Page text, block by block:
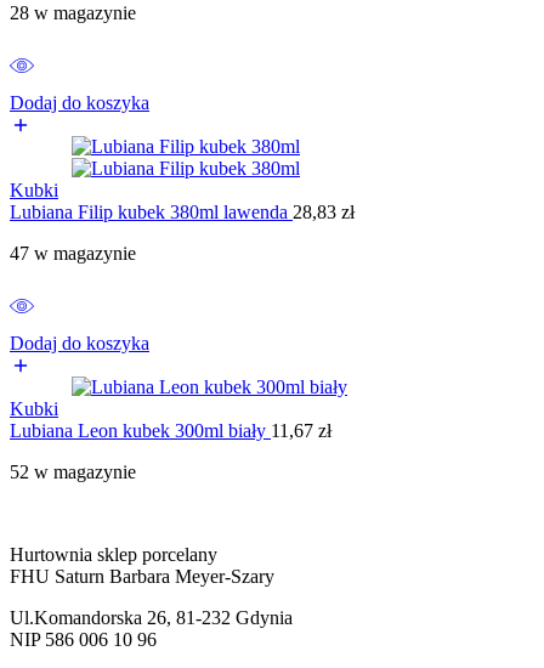
28 w magazynie
Dodaj do koszyka
Kubki
Lubiana Filip kubek 380ml lawenda 28,83 zł
47 w magazynie
Dodaj do koszyka
Kubki
Lubiana Leon kubek 300ml biały 11,67 zł
52 w magazynie
Hurtownia sklep porcelany
FHU Saturn Barbara Meyer-Szary
Ul.Komandorska 26, 81-232 Gdynia
NIP 586 006 10 96